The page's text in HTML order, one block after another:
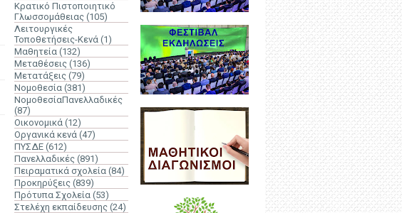
Κρατικό Πιστοποιητικό
Γλωσσομάθειας (105)
Λειτουργικές
Τοποθετήσεις-Κενά (1)
Μαθητεία (132)
Μεταθέσεις (136)
Μετατάξεις (79)
Νομοθεσία (381)
ΝομοθεσίαΠανελλαδικές
(87)
Οικονομικά (12)
Οργανικά κενά (47)
ΠΥΣΔΕ (612)
Πανελλαδικές (891)
Πειραματικά σχολεία (84)
Προκηρύξεις (839)
Πρότυπα Σχολεία (53)
Στελέχη εκπαίδευσης (24)